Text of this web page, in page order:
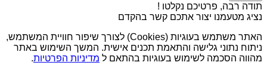
תודה רבה, פרטיכם נקלטו !
נציג מטעמנו יצור אתכם קשר בהקדם
האתר משתמש בעוגיות (Cookies) לצורך שיפור חוויית המשתמש,
ניתוח נתוני גלישה והתאמת תכנים אישית. המשך השימוש באתר
מהווה הסכמה לשימוש בעוגיות בהתאם ל מדיניות הפרטיות.